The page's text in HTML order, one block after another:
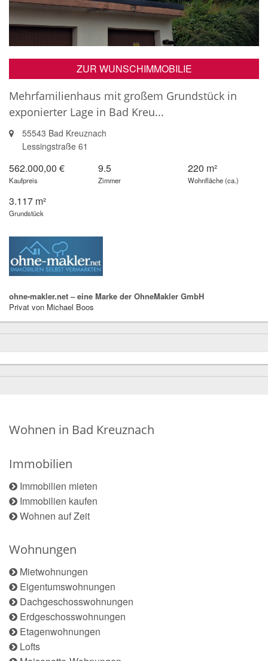
ZUR WUNSCHIMMOBILIE
Mehrfamilienhaus mit großem Grundstück in
exponierter Lage in Bad Kreu...
55543 Bad Kreuznach
Lessingstraße 61
562.000,00 €
Kaufpreis
9.5
Zimmer
220 m²
Wohnfläche (ca.)
3.117 m²
Grundstück
ohne-makler.net – eine Marke der OhneMakler GmbH
Privat von Michael Boos
Wohnen in Bad Kreuznach
Immobilien
Immobilien mieten
Immobilien kaufen
Wohnen auf Zeit
Wohnungen
Mietwohnungen
Eigentumswohnungen
Dachgeschosswohnungen
Erdgeschosswohnungen
Etagenwohnungen
Lofts